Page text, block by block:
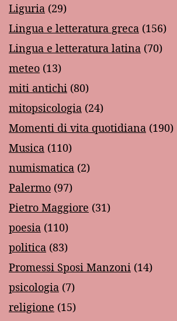
Liguria (29)
Lingua e letteratura greca (156)
Lingua e letteratura latina (70)
meteo (13)
miti antichi (80)
mitopsicologia (24)
Momenti di vita quotidiana (190)
Musica (110)
numismatica (2)
Palermo (97)
Pietro Maggiore (31)
poesia (110)
politica (83)
Promessi Sposi Manzoni (14)
psicologia (7)
religione (15)